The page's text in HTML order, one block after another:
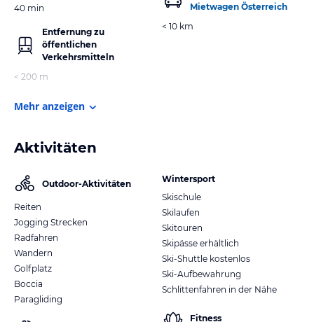
40 min
Entfernung zu
öffentlichen
Verkehrsmitteln
< 200 m
Mietwagen Österreich
< 10 km
Mehr anzeigen
Aktivitäten
Outdoor-Aktivitäten
Reiten
Jogging Strecken
Radfahren
Wandern
Golfplatz
Boccia
Paragliding
Wintersport
Skischule
Skilaufen
Skitouren
Skipässe erhältlich
Ski-Shuttle kostenlos
Ski-Aufbewahrung
Schlittenfahren in der Nähe
Fitness